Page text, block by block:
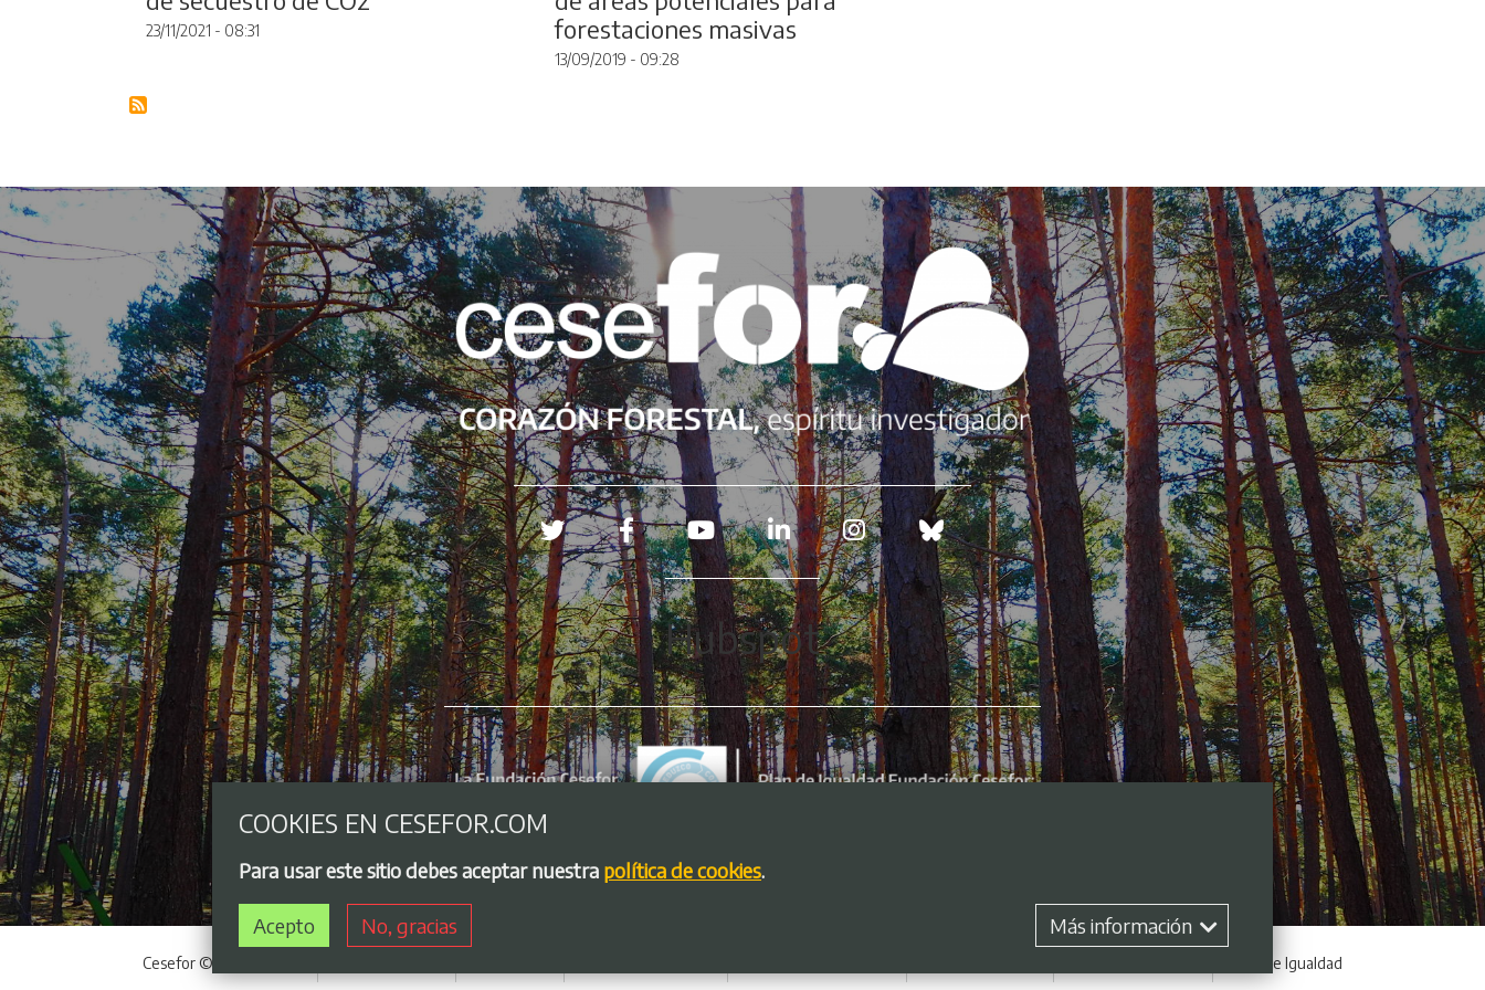
23/11/2021 - 08:31
forestaciones masivas
13/09/2019 - 09:28
Redes sociales
Hubspot
Cesefor © 2021 - 2026 Plan de Igualdad
COOKIES EN CESEFOR.COM
Para usar este sitio debes aceptar nuestra política de cookies.
Acepto No, gracias Más información